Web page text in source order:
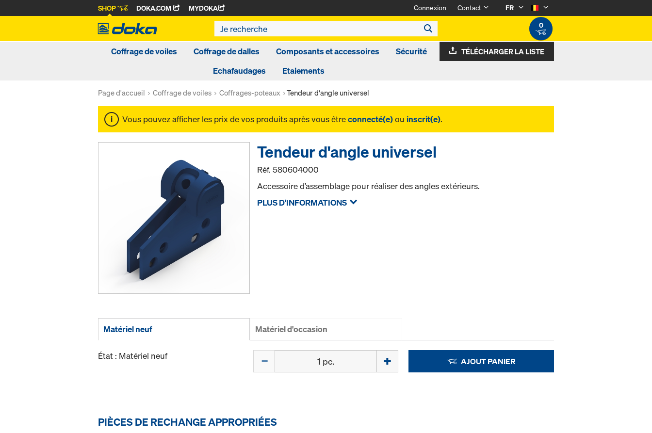
SHOP DOKA.COM MYDOKA Connexion Contact
FR
0
Coffrage de voiles Coffrage de dalles Composants et accessoires
Sécurité
Echafaudages
Etaiements
TÉLÉCHARGER LA LISTE
Page d'accueil Coffrage de voiles Coffrages-poteaux Tendeur d'angle universel
Vous pouvez afficher les prix de vos produits après vous êtreconnecté(e)ou inscrit(e).
Tendeur d'angle universel
Réf.580604000
Accessoire d’assemblage pour réaliser des angles extérieurs.
PLUS D'INFORMATIONS
Matériel neuf Matériel d'occasion
État : Matériel neuf AJOUT PANIER
PIÈCES DE RECHANGE APPROPRIÉES